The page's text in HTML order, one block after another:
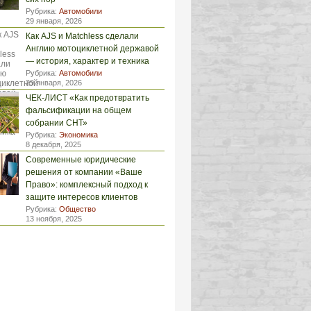
Рубрика: Автомобили
29 января, 2026
Как AJS и Matchless сделали
Англию мотоциклетной державой
— история, характер и техника
Рубрика: Автомобили
29 января, 2026
ЧЕК-ЛИСТ «Как предотвратить
фальсификации на общем
собрании СНТ»
Рубрика: Экономика
8 декабря, 2025
Современные юридические
решения от компании «Ваше
Право»: комплексный подход к
защите интересов клиентов
Рубрика: Общество
13 ноября, 2025